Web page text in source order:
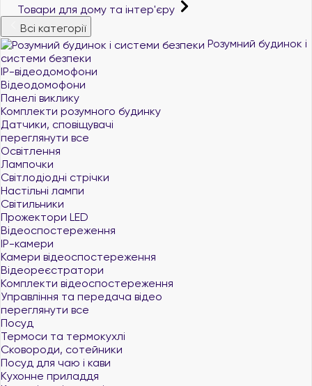
Товари для дому та інтер'єру
Всі категорії
Розумний будинок і
системи безпеки
IP-відеодомофони
Відеодомофони
Панелі виклику
Комплекти розумного будинку
Датчики, сповіщувачі
переглянути все
Освітлення
Лампочки
Світлодіодні стрічки
Настільні лампи
Світильники
Прожектори LED
Відеоспостереження
IP-камери
Камери відеоспостереження
Відеореєстратори
Комплекти відеоспостереження
Управління та передача відео
переглянути все
Посуд
Термоси та термокухлі
Сковороди, сотейники
Посуд для чаю і кави
Кухонне приладдя